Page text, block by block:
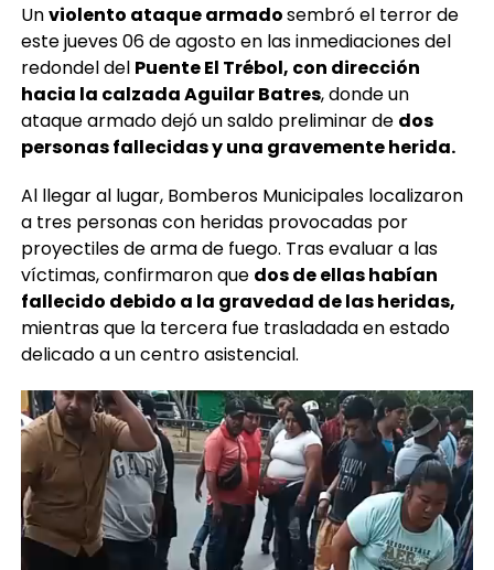
Unviolento ataque armadosembró el terror de
este jueves 06 de agosto en las inmediaciones del
redondel del Puente El Trébol, con dirección
hacia la calzada Aguilar Batres, donde un
ataque armado dejó un saldo preliminar de dos
personas fallecidas y una gravemente herida.
Al llegar al lugar, Bomberos Municipales localizaron
a tres personas con heridas provocadas por
proyectiles de arma de fuego. Tras evaluar a las
víctimas, confirmaron que dos de ellas habían
fallecido debido a la gravedad de las heridas,
mientras que la tercera fue trasladada en estado
delicado a un centro asistencial.